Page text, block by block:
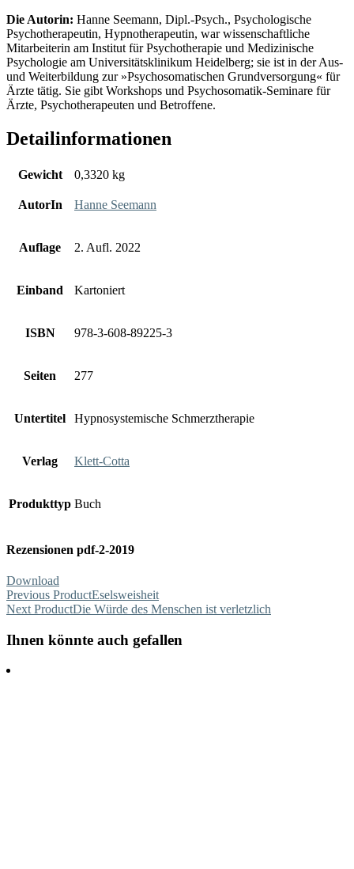
Die Autorin: Hanne Seemann, Dipl.-Psych., Psychologische
Psychotherapeutin, Hypnotherapeutin, war wissenschaftliche
Mitarbeiterin am Institut für Psychotherapie und Medizinische
Psychologie am Universitätsklinikum Heidelberg; sie ist in der Aus-
und Weiterbildung zur »Psychosomatischen Grundversorgung« für
Ärzte tätig. Sie gibt Workshops und Psychosomatik-Seminare für
Ärzte, Psychotherapeuten und Betroffene.
Detailinformationen
Gewicht 0,3320 kg
AutorIn Hanne Seemann
Auflage 2. Aufl. 2022
Einband Kartoniert
ISBN 978-3-608-89225-3
Seiten 277
Untertitel Hypnosystemische Schmerztherapie
Verlag Klett-Cotta
Produkttyp Buch
Rezensionen pdf-2-2019
Download
Previous ProductEselsweisheit
Next ProductDie Würde des Menschen ist verletzlich
Ihnen könnte auch gefallen